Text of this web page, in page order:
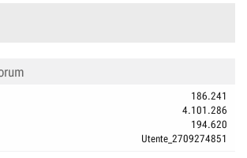
186.241
4.101.286
194.620
Utente_2709274851